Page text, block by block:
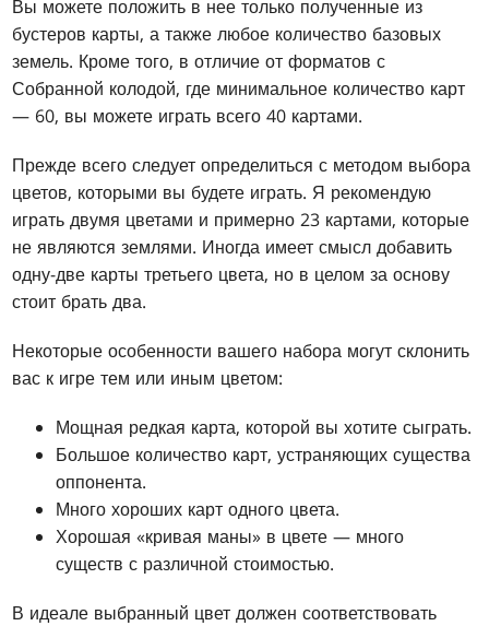
Вы можете положить в нее только полученные из
бустеров карты, а также любое количество базовых
земель. Кроме того, в отличие от форматов с
Собранной колодой, где минимальное количество карт
— 60, вы можете играть всего 40 картами.
Прежде всего следует определиться с методом выбора
цветов, которыми вы будете играть. Я рекомендую
играть двумя цветами и примерно 23 картами, которые
не являются землями. Иногда имеет смысл добавить
одну-две карты третьего цвета, но в целом за основу
стоит брать два.
Некоторые особенности вашего набора могут склонить
вас к игре тем или иным цветом:
Мощная редкая карта, которой вы хотите сыграть.
Большое количество карт, устраняющих существа
оппонента.
Много хороших карт одного цвета.
Хорошая «кривая маны» в цвете — много
существ с различной стоимостью.
В идеале выбранный цвет должен соответствовать